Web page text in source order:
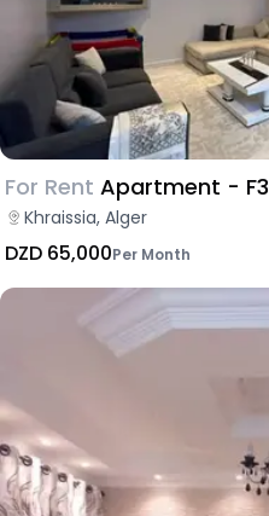
For Rent Apartment - F3
Khraissia, Alger
DZD 65,000Per Month